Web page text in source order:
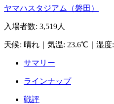
ヤマハスタジアム（磐田）
入場者数: 3,519人
天候: 晴れ 気温: 23.6℃ 湿度:
サマリー
ラインナップ
戦評